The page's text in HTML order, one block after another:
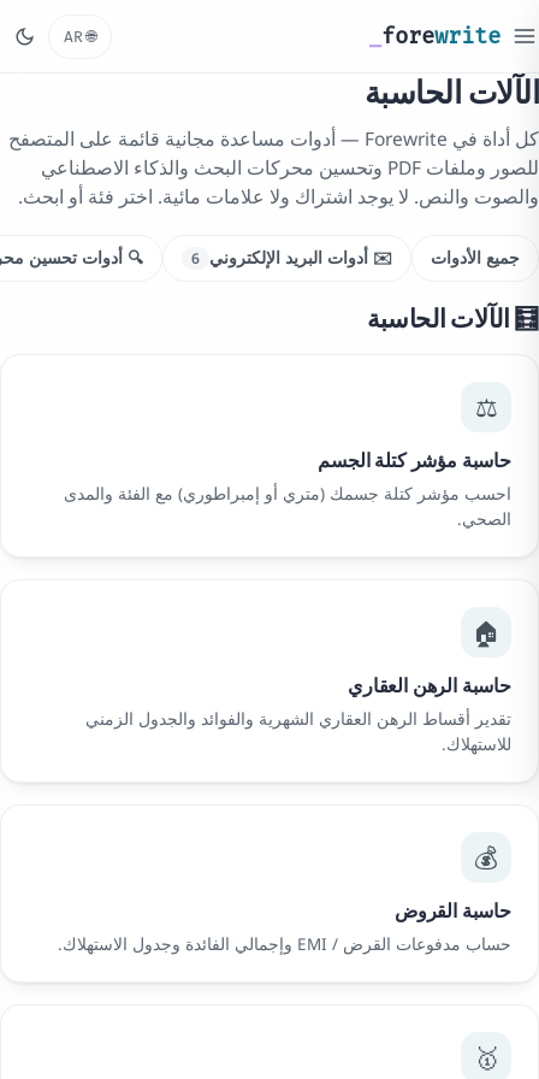
forewrite
🌐
AR
الآلات الحاسبة
كل أداة في Forewrite — أدوات مساعدة مجانية قائمة على المتصفح
للصور وملفات PDF وتحسين محركات البحث والذكاء الاصطناعي
والصوت والنص. لا يوجد اشتراك ولا علامات مائية. اختر فئة أو ابحث.
جميع الأدوات ✉️ أدوات البريد الإلكتروني 6 🔍 أدوات تحسين
🧮 الآلات الحاسبة
⚖️
حاسبة مؤشر كتلة الجسم
احسب مؤشر كتلة جسمك (متري أو إمبراطوري) مع الفئة والمدى
الصحي.
🏠
حاسبة الرهن العقاري
تقدير أقساط الرهن العقاري الشهرية والفوائد والجدول الزمني
للاستهلاك.
💰
حاسبة القروض
حساب مدفوعات القرض / EMI وإجمالي الفائدة وجدول الاستهلاك.
🥇